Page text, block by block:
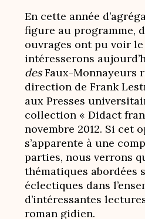
En cette année
figure au programme,
ouvrages ont pu voir
intéresserons
desFaux-Monnayeurs
direction de Frank
aux Presses
collection « Didact
novembre 2012. Si cet
s’apparente à une
parties, nous verrons
thématiques abordées
éclectiques dans
d’intéressantes
roman gidien.